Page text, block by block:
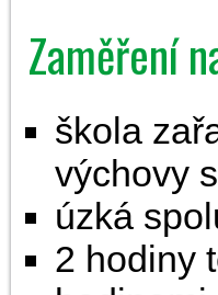
Zaměření
škola
výchovy
úzká
2 hodiny